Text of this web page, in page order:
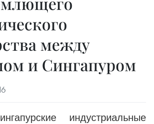
между
и Сингапуром
индустриальные